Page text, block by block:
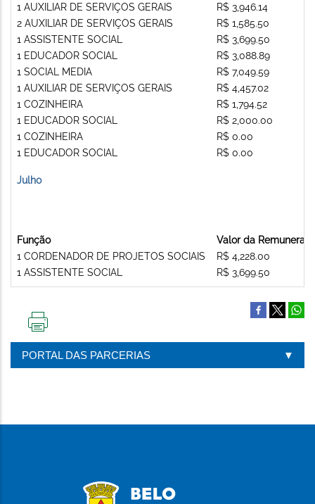
1 AUXILIAR DE SERVIÇOS GERAIS
2 AUXILIAR DE SERVIÇOS GERAIS
1 ASSISTENTE SOCIAL
1 EDUCADOR SOCIAL
1 SOCIAL MEDIA
1 AUXILIAR DE SERVIÇOS GERAIS
1 COZINHEIRA
1 EDUCADOR SOCIAL
1 COZINHEIRA
1 EDUCADOR SOCIAL
R$ 3,946.14
R$ 1,585.50
R$ 3,699.50
R$ 3,088.89
R$ 7,049.59
R$ 4,457.02
R$ 1,794.52
R$ 2,000.00
R$ 0.00
R$ 0.00
Julho
Função
1 CORDENADOR DE PROJETOS SOCIAIS
1 ASSISTENTE SOCIAL
Valor da
R$ 4,228.00
R$ 3,699.50
PÁGINA
PORTAL DAS PARCERIAS